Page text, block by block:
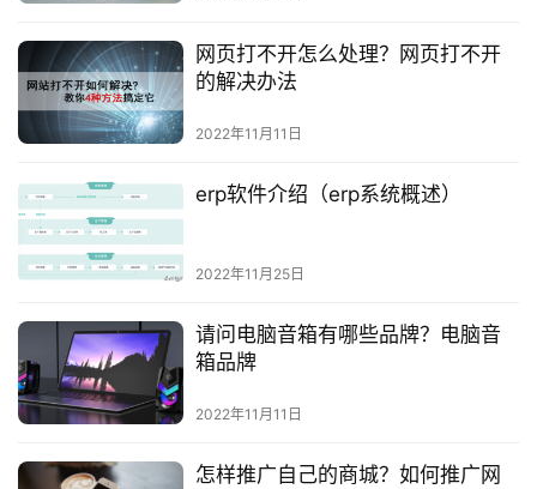
网页打不开怎么处理？网页打不开
的解决办法
2022年11月11日
erp软件介绍（erp系统概述）
2022年11月25日
请问电脑音箱有哪些品牌？电脑音
箱品牌
2022年11月11日
怎样推广自己的商城？如何推广网